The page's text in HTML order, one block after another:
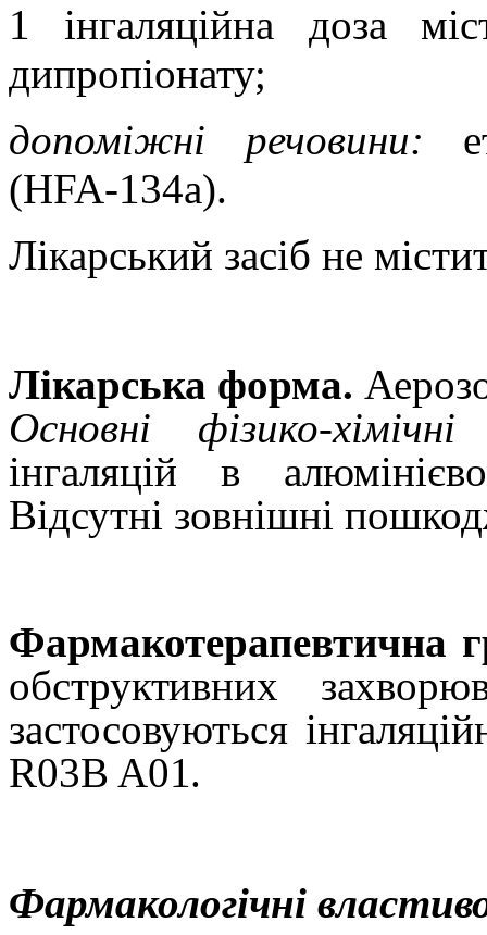
1 інгаляційна доза
дипропіонату;
допоміжні речовини:
(HFA-134a).
Лікарський засіб не
Лікарська форма.
Основні фізико-
інгаляцій в
Відсутні зовнішні
Фармакотерапевтична
обструктивних
застосовуються
R03B A01.
Фармакологічні